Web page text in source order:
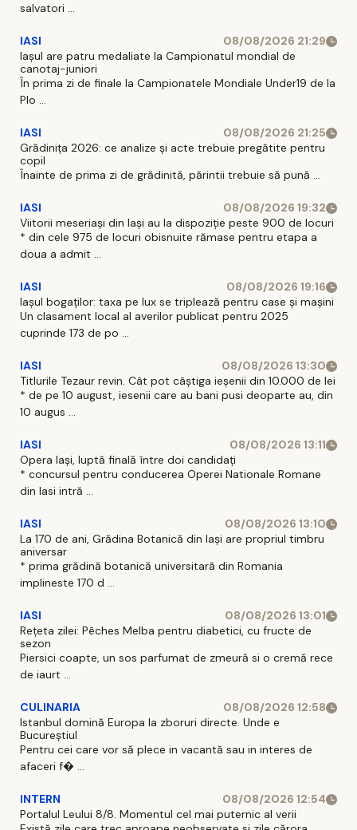
salvatori ...
IASI
08/08/2026 21:29
Iaşul are patru medaliate la Campionatul mondial de
canotaj-juniori
În prima zi de finale la Campionatele Mondiale Under19 de la
Plo ...
IASI
08/08/2026 21:25
Grădinița 2026: ce analize și acte trebuie pregătite pentru
copil
Înainte de prima zi de grădinită, părintii trebuie să pună ...
IASI
08/08/2026 19:32
Viitorii meseriași din Iași au la dispoziție peste 900 de locuri
* din cele 975 de locuri obisnuite rămase pentru etapa a
doua a admit ...
IASI
08/08/2026 19:16
Iașul bogaților: taxa pe lux se triplează pentru case și mașini
Un clasament local al averilor publicat pentru 2025
cuprinde 173 de po ...
IASI
08/08/2026 13:30
Titlurile Tezaur revin. Cât pot câștiga ieșenii din 10.000 de lei
* de pe 10 august, iesenii care au bani pusi deoparte au, din
10 augus ...
IASI
08/08/2026 13:11
Opera Iași, luptă finală între doi candidați
* concursul pentru conducerea Operei Nationale Romane
din Iasi intră ...
IASI
08/08/2026 13:10
La 170 de ani, Grădina Botanică din Iași are propriul timbru
aniversar
* prima grădină botanică universitară din Romania
implineste 170 d ...
IASI
08/08/2026 13:01
Rețeta zilei: Pêches Melba pentru diabetici, cu fructe de
sezon
Piersici coapte, un sos parfumat de zmeură si o cremă rece
de iaurt ...
CULINARIA
08/08/2026 12:58
Istanbul domină Europa la zboruri directe. Unde e
Bucureștiul
Pentru cei care vor să plece in vacantă sau in interes de
afaceri f� ...
INTERN
08/08/2026 12:54
Portalul Leului 8/8. Momentul cel mai puternic al verii